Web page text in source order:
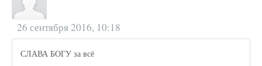
26 сентября 2016, 10:18
СЛАВА БОГУ за всё